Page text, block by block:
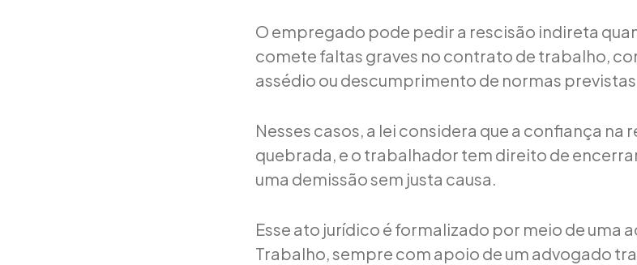
O empregado pode pedir a rescisão indireta
comete faltas graves no contrato de trabalho,
assédio ou descumprimento de normas previstas
Nesses casos, a lei considera que a confiança na
quebrada, e o trabalhador tem direito de
uma demissão sem justa causa.
Esse ato jurídico é formalizado por meio de uma
Trabalho, sempre com apoio de um advogado